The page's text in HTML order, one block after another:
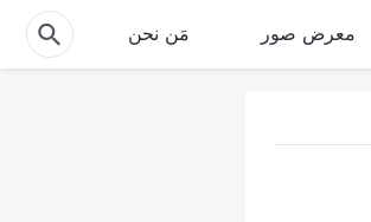
معرض صور مَن نحن